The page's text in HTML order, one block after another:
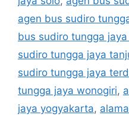
agen bus sudiro
bus sudiro tungga
sudiro tungga jaya
sudiro tungga jaya
tungga jaya wonogiri,
jaya yogyakarta,